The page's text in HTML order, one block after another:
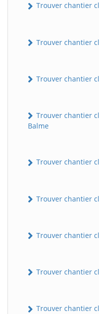
Trouver chantier
Trouver chantier
Trouver chantier
Trouver chantier
Balme
Trouver chantier
Trouver chantier
Trouver chantier
Trouver chantier
Trouver chantier